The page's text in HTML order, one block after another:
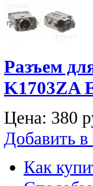
Разъем
K1703ZA
Цена: 380
Добавить в
Как